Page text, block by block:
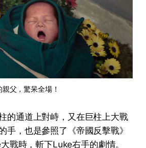
父，驚呆全場！
的通道上對峙，又在巨柱上大戰
手，也是參照了《帝國反擊戰》
戰時，斬下Luke右手的劇情。